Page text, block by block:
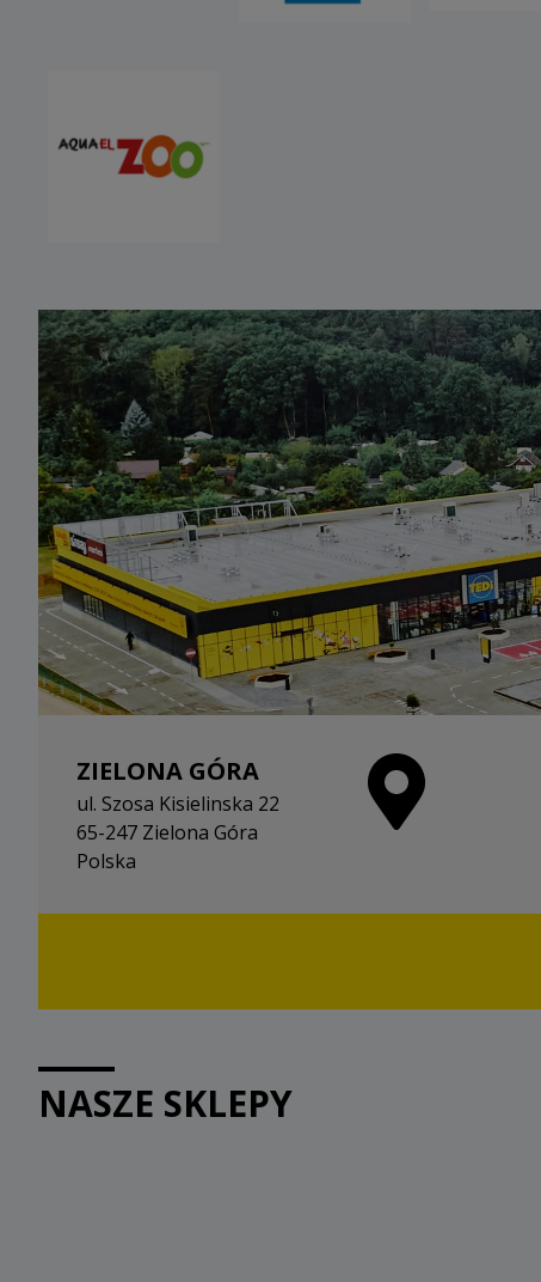
ZIELONA GÓRA
ul. Szosa Kisielinska 22
65-247 Zielona Góra
Polska
NASZE SKLEPY